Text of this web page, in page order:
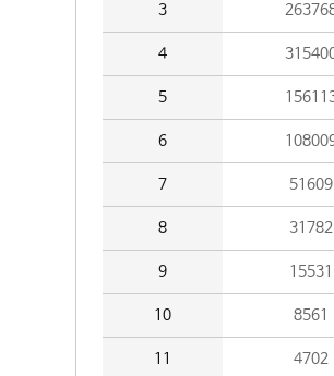
3
4
5
6
7 51609
8 31782
9 15531
10 8561
11 4702